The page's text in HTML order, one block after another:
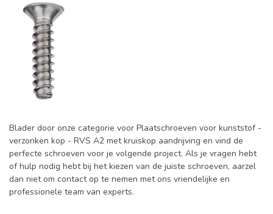
Blader door onze categorie voor Plaatschroeven voor kunststof -
verzonken kop - RVS A2 met kruiskop aandrijving en vind de
perfecte schroeven voor je volgende project. Als je vragen hebt
of hulp nodig hebt bij het kiezen van de juiste schroeven, aarzel
dan niet om contact op te nemen met ons vriendelijke en
professionele team van experts.